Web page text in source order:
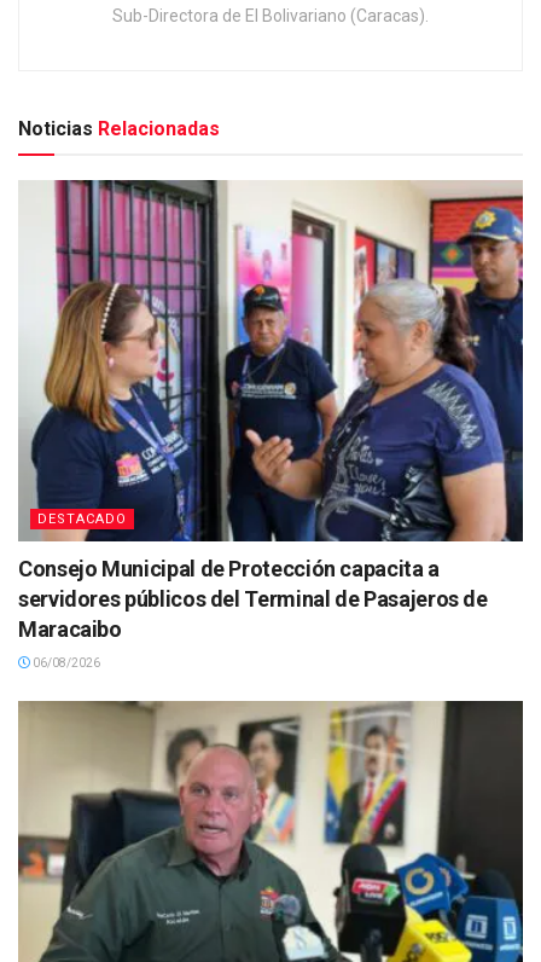
Sub-Directora de El Bolivariano (Caracas).
Noticias Relacionadas
DESTACADO
Consejo Municipal de Protección capacita a
servidores públicos del Terminal de Pasajeros de
Maracaibo
06/08/2026